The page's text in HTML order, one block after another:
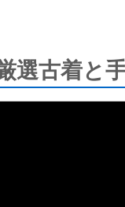
古着と